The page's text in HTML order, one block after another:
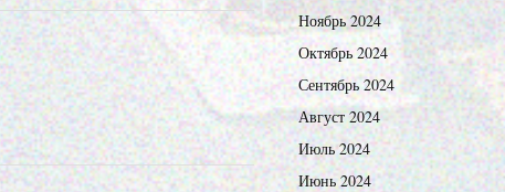
Ноябрь 2024
Октябрь 2024
Сентябрь 2024
Август 2024
Июль 2024
Июнь 2024